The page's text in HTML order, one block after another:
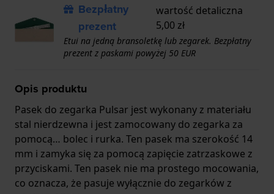
Bezpłatny
prezent
wartość detaliczna
5,00 zł
Etui na jedną bransoletkę lub zegarek. Bezpłatny
prezent z paskami powyżej 50 EUR
Opis produktu
Pasek do zegarka Pulsar jest wykonany z materiału
stal nierdzewna i jest zamocowany do zegarka za
pomocą… bolec i rurka. Ten pasek ma szerokość 14
mm i zamyka się za pomocą zapięcie zatrzaskowe z
przyciskami. Ten pasek nie ma prostego mocowania,
co oznacza, że pasuje wyłącznie do zegarków z